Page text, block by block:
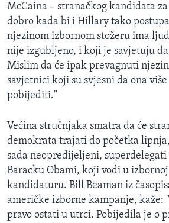
McCaina – stranačkog kandidata
dobro kada bi i Hillary tako
njezinom izbornom stožeru ima
nije izgubljeno, i koji je savjetuju
Mislim da će ipak prevagnuti
savjetnici koji su svjesni da ona više
pobijediti."
Većina stručnjaka smatra da će
demokrata trajati do početka
sada neopredijeljeni,
Baracku Obami, koji vodi u
kandidaturu. Bill Beaman iz
američke izborne kampanje,
pravo ostati u utrci. Pobijedila je o